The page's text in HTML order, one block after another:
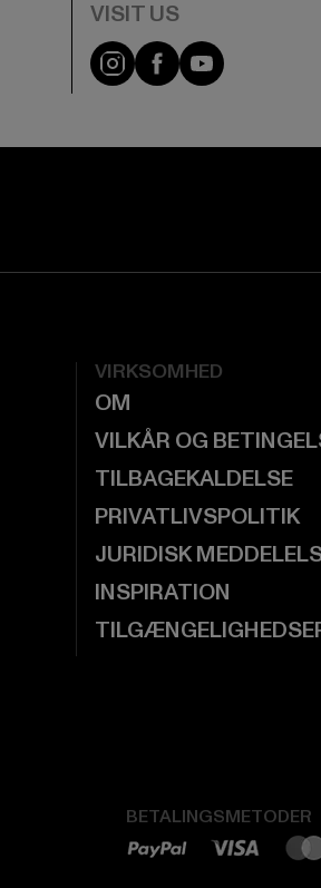
Visit our Instagram
Visit ourVisit our
VIRKSOMHED
OM
VILKÅR OG
TILBAGEKALDELSE
PRIVATLIVSPOLITIK
JURIDISK
INSPIRATION
BETALINGSMETODER